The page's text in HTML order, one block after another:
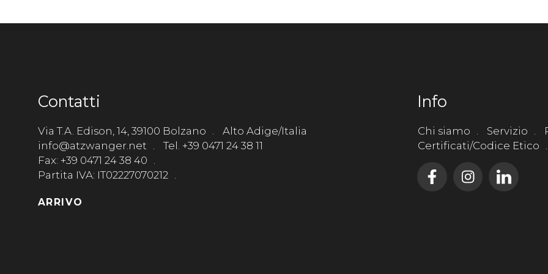
Contatti
Via T.A. Edison, 14, 39100 Bolzano
Alto Adige/Italia
info@atzwanger.net
Tel. +39 0471 24 38 11
Fax: +39 0471 24 38 40
Partita IVA: IT02227070212
ARRIVO
Info
Chi siamo Servizio
Certificati/Codice Etico